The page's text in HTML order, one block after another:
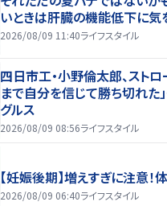
いときは肝臓の機能低下に気
2026/08/09 11:40ライフスタイル
四日市工・小野倫太郎、スト
まで自分を信じて勝ち切れた
グルス
2026/08/09 08:56ライフスタイル
【妊娠後期】増えすぎに注意
2026/08/09 06:40ライフスタイル